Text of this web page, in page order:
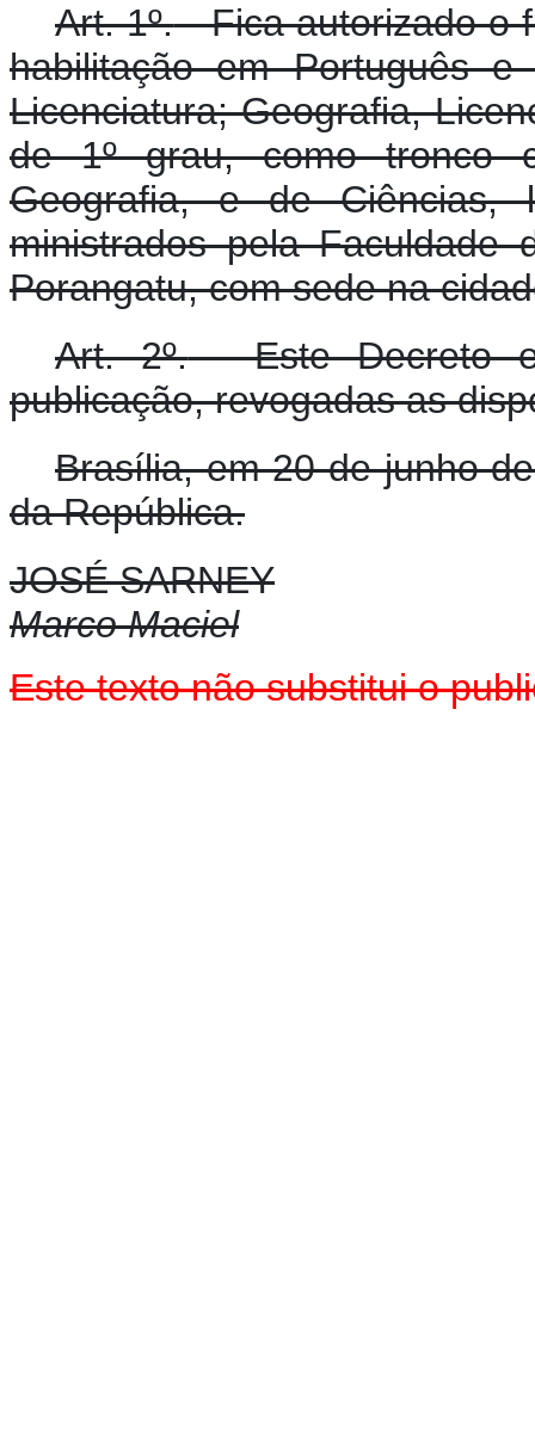
Art. 1º.- Fica autorizado o
habilitação em Português e
Licenciatura; Geografia,
de 1º grau, como tronco
Geografia, e de Ciências,
ministrados pela Faculdade
Porangatu, com sede na
Art. 2º.- Este Decreto
publicação, revogadas as
Brasília, em 20 de junho
da República.
JOSÉ SARNEY
Marco Maciel
Este texto não substitui o